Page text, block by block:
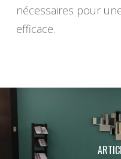
nécessaires pour
efficace.